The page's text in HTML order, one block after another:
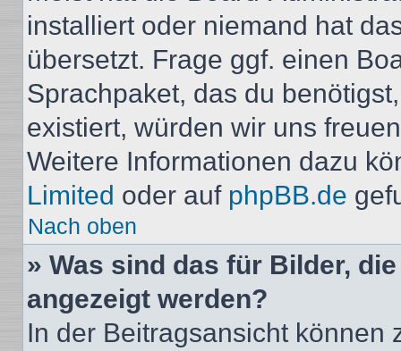
installiert oder niemand hat
übersetzt. Frage ggf. einen
Sprachpaket, das du
existiert, würden wir uns
Weitere Informationen dazu
Limited oder auf phpBB.de
Nach oben
» Was sind das für Bilder,
angezeigt werden?
In der Beitragsansicht können